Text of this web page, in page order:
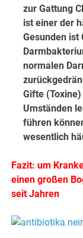
zur Gattung
ist einer der
Gesunden ist
normalen
Gifte
Umständen
führen
wesentlich
Fazit: um
einen großen
seit Jahren